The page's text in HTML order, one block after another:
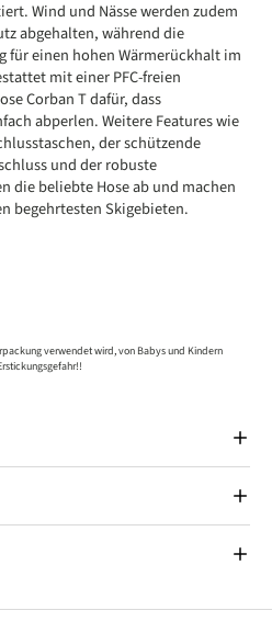
Wind und Nässe werden zudem
abgehalten, während die
für einen hohen Wärmerückhalt im
mit einer PFC-freien
Corban T dafür, dass
abperlen. Weitere Features wie
der schützende
und der robuste
die beliebte Hose ab und machen
begehrtesten Skigebieten.
verwendet wird, von Babys und Kindern